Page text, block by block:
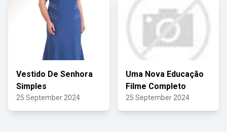
Vestido De Senhora
Simples
25 September 2024
Uma Nova Educação
Filme Completo
25 September 2024